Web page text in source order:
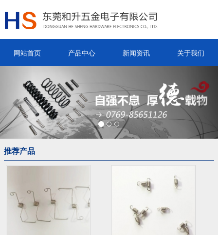
网站首页 产品中心 新闻资讯 关于我们
推荐产品